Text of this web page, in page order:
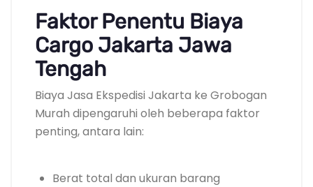
Faktor Penentu Biaya
Cargo Jakarta Jawa
Tengah
Biaya Jasa Ekspedisi Jakarta ke Grobogan
Murah dipengaruhi oleh beberapa faktor
penting, antara lain:
Berat total dan ukuran barang